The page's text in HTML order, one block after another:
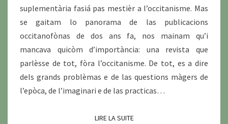
suplementària fasiá pas mestièr a l’occitanisme. Mas
se gaitam lo panorama de las publicacions
occitanofònas de dos ans fa, nos mainam qu’i
mancava quicòm d’importància: una revista que
parlèsse de tot, fòra l’occitanisme. De tot, es a dire
dels grands problèmas e de las questions màgers de
l’epòca, de l’imaginari e de las practicas…
LIRE LA SUITELIRE LA SUITE